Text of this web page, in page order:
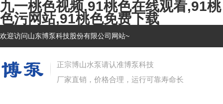
九一桃色视频,91桃色在线观看,91桃
色污网站,91桃色免费下载
欢迎访问山东博泵科技股份有限公司网站~
正宗博山水泵请认准博泵科技
厂家直销，价格合理，运行可靠寿命长